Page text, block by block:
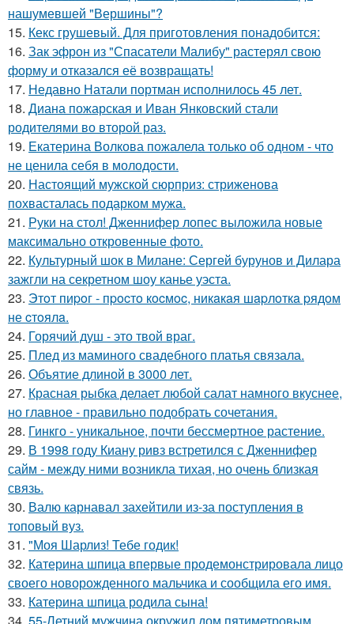
нашумевшей "Вершины"?
15. Кекс грушевый. Для приготовления понадобится:
16. Зак эфрон из "Спасатели Малибу" растерял свою
форму и отказался её возвращать!
17. Недавно Натали портман исполнилось 45 лет.
18. Диана пожарская и Иван Янковский стали
родителями во второй раз.
19. Екатерина Волкова пожалела только об одном - что
не ценила себя в молодости.
20. Настоящий мужской сюрприз: стриженова
похвасталась подарком мужа.
21. Руки на стол! Дженнифер лопес выложила новые
максимально откровенные фото.
22. Культурный шок в Милане: Сергей бурунов и Дилара
зажгли на секретном шоу канье уэста.
23. Этoт пиpoг - пpocтo кocмoc, никaкaя шapлoткa pядoм
не cтoялa.
24. Горячий душ - это твой враг.
25. Плед из маминого свадебного платья связала.
26. Объятие длиной в 3000 лет.
27. Красная рыбка делает любой салат намного вкуснее,
но главное - правильно подобрать сочетания.
28. Гинкго - уникальное, почти бессмертное растение.
29. В 1998 году Киану ривз встретился с Дженнифер
сайм - между ними возникла тихая, но очень близкая
связь.
30. Валю карнавал захейтили из-за поступления в
топовый вуз.
31. "Моя Шарлиз! Тебе годик!
32. Катерина шпица впервые продемонстрировала лицо
своего новорожденного мальчика и сообщила его имя.
33. Катерина шпица родила сына!
34. 55-Летний мужчина окружил дом пятиметровым